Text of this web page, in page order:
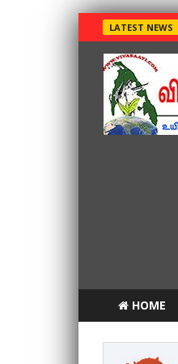
LATEST NEWS
HOME